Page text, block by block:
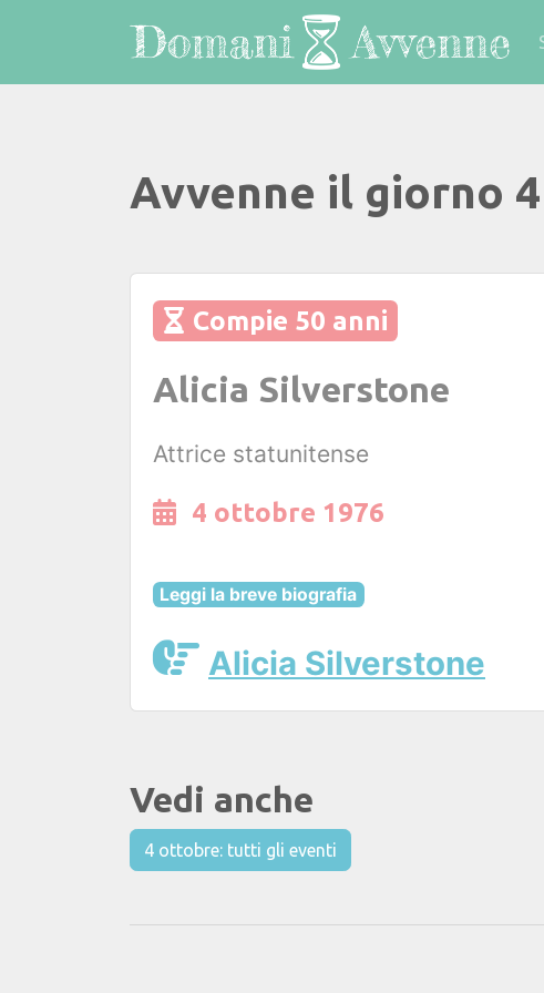
Avvenne il giorno
Compie 50 anni
Alicia Silverstone
Attrice statunitense
4 ottobre 1976
Leggi la breve biografia
Alicia Silverstone
Vedi anche
4 ottobre: tutti gli eventi